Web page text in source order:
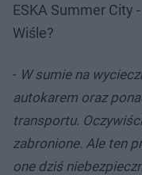
ESKA Summer City
Wiśle?
- W sumie na
autokarem oraz
transportu.
zabronione. Ale ten
one dziś